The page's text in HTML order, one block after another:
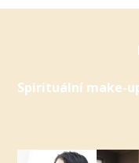
Spirituální make-